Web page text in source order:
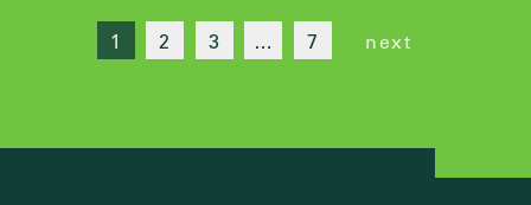
1 2 3 … 7 next